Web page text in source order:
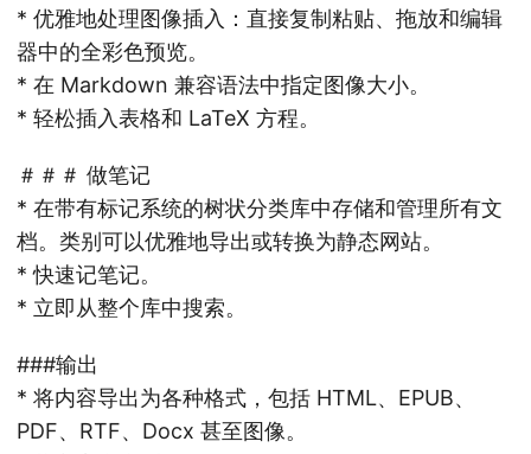
* 优雅地处理图像插入：直接复制粘贴、拖放和编辑
器中的全彩色预览。
* 在 Markdown 兼容语法中指定图像大小。
* 轻松插入表格和 LaTeX 方程。
＃＃＃ 做笔记
* 在带有标记系统的树状分类库中存储和管理所有文
档。类别可以优雅地导出或转换为静态网站。
* 快速记笔记。
* 立即从整个库中搜索。
###输出
* 将内容导出为各种格式，包括 HTML、EPUB、
PDF、RTF、Docx 甚至图像。